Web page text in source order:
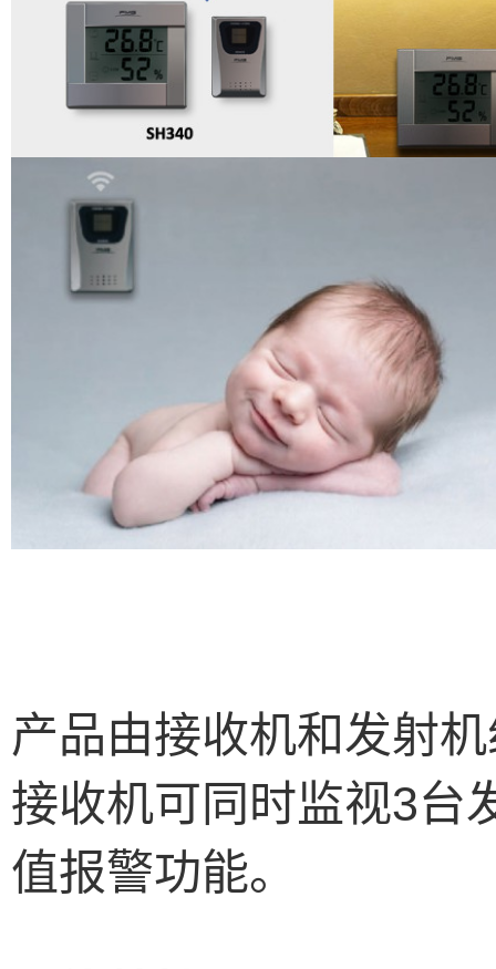
产品由接收机和发射
接收机可同时监视3台
值报警功能。